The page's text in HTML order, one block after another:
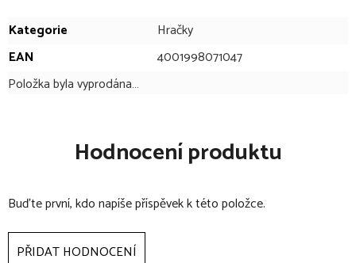
Kategorie
Hračky
EAN
4001998071047
Položka byla vyprodána…
Hodnocení produktu
Buďte první, kdo napíše příspěvek k této položce.
PŘIDAT HODNOCENÍ